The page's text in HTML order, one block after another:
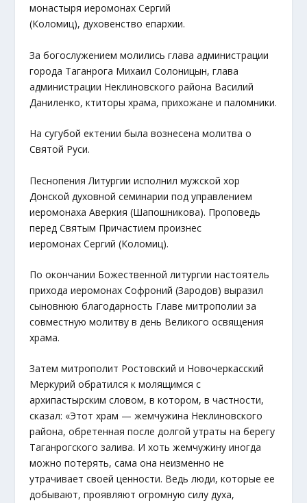
монастыря иеромонах Сергий
(Коломиц), духовенство епархии.
За богослужением молились глава администрации
города Таганрога Михаил Солоницын, глава
администрации Неклиновского района Василий
Даниленко, ктиторы храма, прихожане и паломники.
На сугубой ектении была вознесена молитва о
Святой Руси.
Песнопения Литургии исполнил мужской хор
Донской духовной семинарии под управлением
иеромонаха Аверкия (Шапошникова). Проповедь
перед Святым Причастием произнес
иеромонах Сергий (Коломиц).
По окончании Божественной литургии настоятель
прихода иеромонах Софроний (Зародов) выразил
сыновнюю благодарность Главе митрополии за
совместную молитву в день Великого освящения
храма.
Затем митрополит Ростовский и Новочеркасский
Меркурий обратился к молящимся с
архипастырским словом, в котором, в частности,
сказал: «Этот храм — жемчужина Неклиновского
района, обретенная после долгой утраты на берегу
Таганрогского залива. И хоть жемчужину иногда
можно потерять, сама она неизменно не
утрачивает своей ценности. Ведь люди, которые ее
добывают, проявляют огромную силу духа,